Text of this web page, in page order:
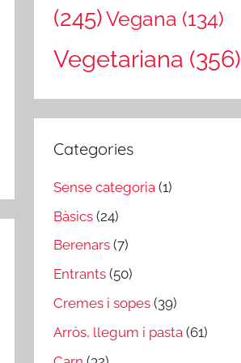
(245)Vegana (134)
Vegetariana (356)
Categories
Sense categoria (1)
Bàsics (24)
Berenars (7)
Entrants (50)
Cremes i sopes (39)
Arròs, llegum i pasta (61)